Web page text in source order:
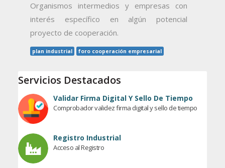
Organismos intermedios y empresas con
interés específico en algún potencial
proyecto de cooperación.
plan industrial foro cooperación empresarial
Servicios Destacados
Validar Firma Digital Y Sello De Tiempo
Comprobador validez firma digital y sello de tiempo
Registro Industrial
Acceso al Registro